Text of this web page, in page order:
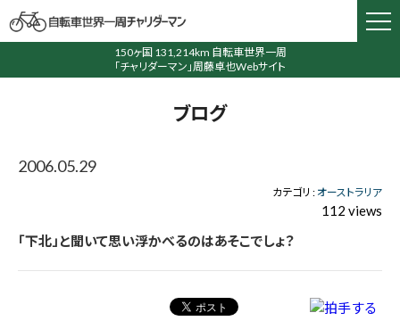
150ヶ国 131,214km 自転車世界一周
「チャリダーマン」周藤卓也Webサイト
ブログ
2006.05.29
カテゴリ : オーストラリア
112 views
「下北」と聞いて思い浮かべるのはあそこでしょ？